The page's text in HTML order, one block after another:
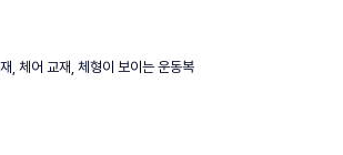
, 체어 교재, 체형이 보이는 운동복